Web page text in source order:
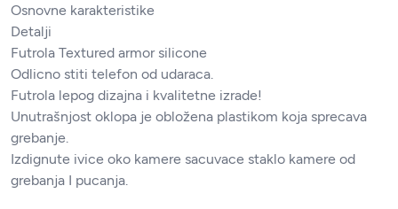
Osnovne karakteristike
Detalji
Futrola Textured armor silicone
Odlicno stiti telefon od udaraca.
Futrola lepog dizajna i kvalitetne izrade!
Unutrašnjost oklopa je obložena plastikom koja sprecava
grebanje.
Izdignute ivice oko kamere sacuvace staklo kamere od
grebanja I pucanja.